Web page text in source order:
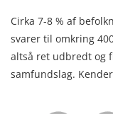
Cirka 7-8 % af
svarer til omkring
altså ret udbredt og
samfundslag.